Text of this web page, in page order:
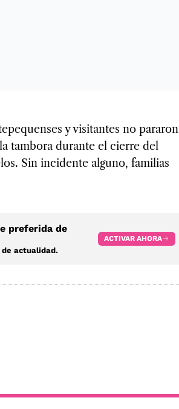
y visitantes no pararon
tambora durante el cierre del
Sin incidente alguno, familias
preferida de
actualidad.
ACTIVAR AHORA